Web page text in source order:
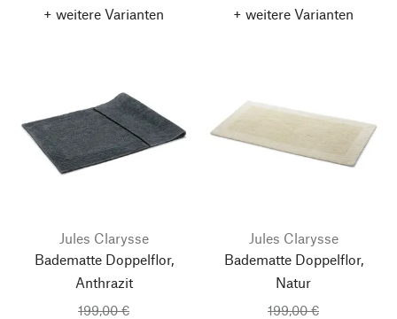
+ weitere Varianten
+ weitere Varianten
Jules Clarysse
Badematte Doppelflor,
Anthrazit
199,00 €
Jules Clarysse
Badematte Doppelflor,
Natur
199,00 €